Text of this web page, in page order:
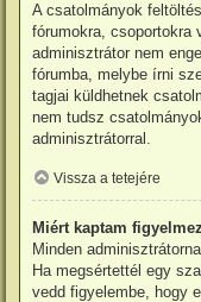
A csatolmányok
fórumokra, csoportokra
adminisztrátor nem
fórumba, melybe írni
tagjai küldhetnek
nem tudsz
adminisztrátorral.
Vissza a tetejére
Miért kaptam
Minden
Ha megsértettél egy
vedd figyelembe, hogy